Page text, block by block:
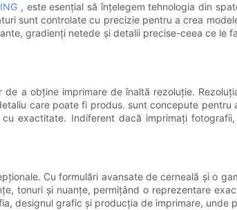
, este esențial să înțelegem tehnologia din
sunt controlate cu precizie pentru a crea
gradienți netede și detalii precise-ceea ce le
a obține imprimare de înaltă rezoluție.
care poate fi produs. sunt concepute
exactitate. Indiferent dacă imprimați
Cu formulări avansate de cerneală și o
tonuri și nuanțe, permițând o reprezentare
designul grafic și producția de imprimare, unde